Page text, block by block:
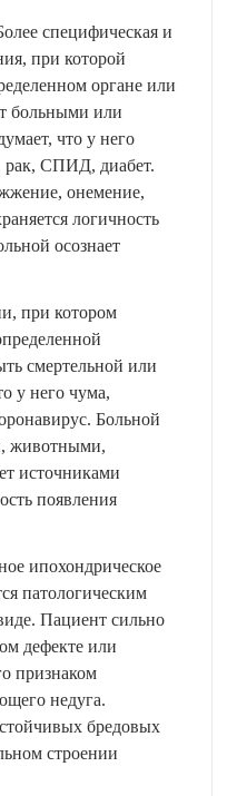
специфическая и
при которой
органе или
больными или
что у него
рак, СПИД, диабет.
онемение,
логичность
осознает
при котором
смертельной или
у него чума,
Больной
животными,
источниками
появления
ипохондрическое
патологическим
Пациент сильно
дефекте или
признаком
недуга.
бредовых
строении